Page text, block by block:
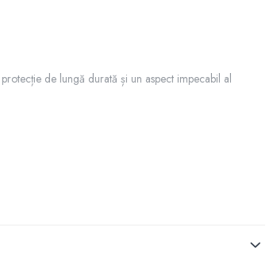
de lungă durată și un aspect impecabil al